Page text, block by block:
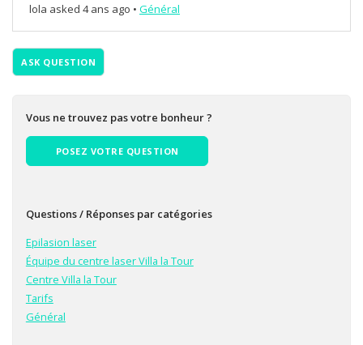
lola asked 4 ans ago • Général
ASK QUESTION
Vous ne trouvez pas votre bonheur ?
POSEZ VOTRE QUESTION
Questions / Réponses par catégories
Epilasion laser
Équipe du centre laser Villa la Tour
Centre Villa la Tour
Tarifs
Général